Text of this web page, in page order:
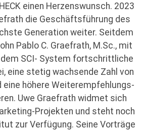
einen Herzenswunsch. 2023
die Geschäftsführung des
Generation weiter. Seitdem
Pablo C. Graefrath, M.Sc., mit
SCI- System fortschrittliche
eine stetig wachsende Zahl von
eine höhere Weiterempfehlungs-
Uwe Graefrath widmet sich
Projekten und steht noch
zur Verfügung. Seine Vorträge